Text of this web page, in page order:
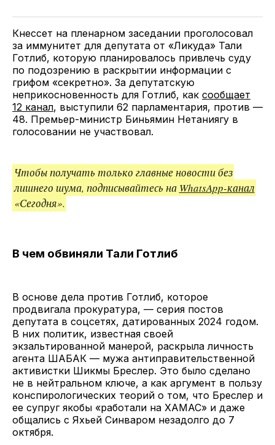
TwitterFacebookTelegramподелитесь
Кнессет на пленарном заседании проголосовал
за иммунитет для депутата от «Ликуда» Тали
Готлиб, которую планировалось привлечь суду
по подозрению в раскрытии информации с
грифом «секретно». За депутатскую
неприкосновенность для Готлиб, как сообщает
12 канал, выступили 62 парламентария, против —
48. Премьер-министр Биньямин Нетаниягу в
голосовании не участвовал.
Чтобы получать только главные новости без
лишнего шума, подписывайтесь на WhatsApp-канал
«Сегодня».
В чем обвиняли Тали Готлиб
В основе дела против Готлиб, которое
продвигала прокуратура, — серия постов
депутата в соцсетях, датированных 2024 годом.
В них политик, известная своей
экзальтированной манерой, раскрыла личность
агента ШАБАК — мужа антиправительственной
активистки Шикмы Бреслер. Это было сделано
не в нейтральном ключе, а как аргумент в пользу
конспирологических теорий о том, что Бреслер и
ее супруг якобы «работали на ХАМАС» и даже
общались с Яхьей Синваром незадолго до 7
октября.